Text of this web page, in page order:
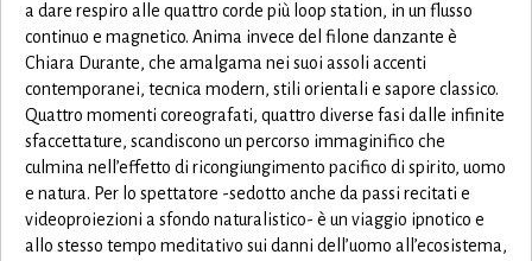
a dare respiro alle quattro corde più loop station, in un flusso
continuo e magnetico. Anima invece del filone danzante è
Chiara Durante, che amalgama nei suoi assoli accenti
contemporanei, tecnica modern, stili orientali e sapore classico.
Quattro momenti coreografati, quattro diverse fasi dalle infinite
sfaccettature, scandiscono un percorso immaginifico che
culmina nell’effetto di ricongiungimento pacifico di spirito, uomo
e natura. Per lo spettatore -sedotto anche da passi recitati e
videoproiezioni a sfondo naturalistico- è un viaggio ipnotico e
allo stesso tempo meditativo sui danni dell’uomo all’ecosistema,